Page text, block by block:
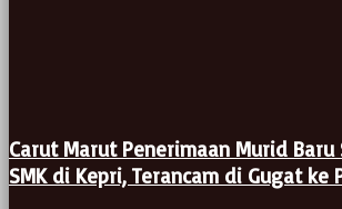
Carut Marut Penerimaan Murid Baru
SMK di Kepri, Terancam di Gugat ke